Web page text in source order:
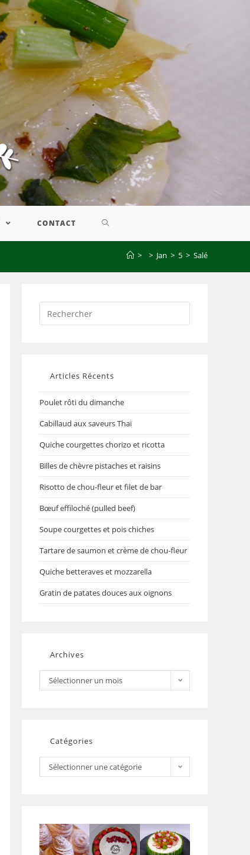
CONTACT
> > Jan > 5 > Salé
Articles Récents
Poulet rôti du dimanche
Cabillaud aux saveurs Thaï
Quiche courgettes chorizo et ricotta
Billes de chèvre pistaches et raisins
Risotto de chou-fleur et filet de bar
Bœuf effiloché (pulled beef)
Soupe courgettes et pois chiches
Tartare de saumon et crème de chou-fleur
Quiche betteraves et mozzarella
Gratin de patates douces aux oignons
Archives
Sélectionner un mois
Catégories
Sélectionner une catégorie